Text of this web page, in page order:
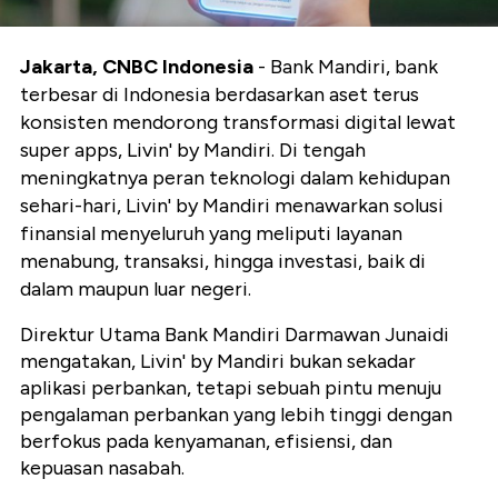
Jakarta, CNBC Indonesia - Bank Mandiri, bank
terbesar di Indonesia berdasarkan aset terus
konsisten mendorong transformasi digital lewat
super apps, Livin' by Mandiri. Di tengah
meningkatnya peran teknologi dalam kehidupan
sehari-hari, Livin' by Mandiri menawarkan solusi
finansial menyeluruh yang meliputi layanan
menabung, transaksi, hingga investasi, baik di
dalam maupun luar negeri.
Direktur Utama Bank Mandiri Darmawan Junaidi
mengatakan, Livin' by Mandiri bukan sekadar
aplikasi perbankan, tetapi sebuah pintu menuju
pengalaman perbankan yang lebih tinggi dengan
berfokus pada kenyamanan, efisiensi, dan
kepuasan nasabah.